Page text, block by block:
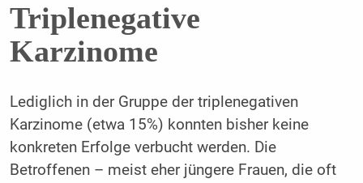
Triplenegative
Karzinome
Lediglich in der Gruppe der triplenegativen
Karzinome (etwa 15%) konnten bisher keine
konkreten Erfolge verbucht werden. Die
Betroffenen – meist eher jüngere Frauen, die oft